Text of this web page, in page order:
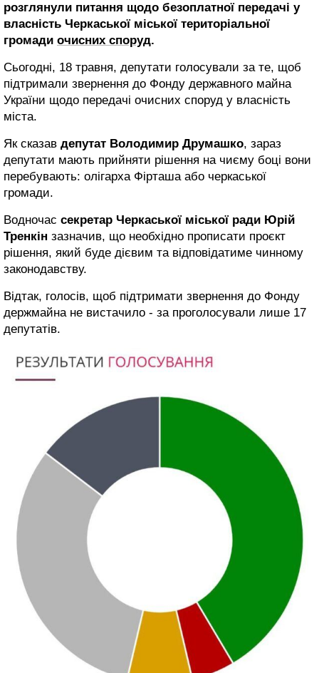
розглянули питання щодо безоплатної передачі у
власність Черкаської міської територіальної
громади очисних споруд.
Сьогодні, 18 травня, депутати голосували за те, щоб
підтримали звернення до Фонду державного майна
України щодо передачі очисних споруд у власність
міста.
Як сказав депутат Володимир Друмашко, зараз
депутати мають прийняти рішення на чиєму боці вони
перебувають: олігарха Фірташа або черкаської
громади.
Водночас секретар Черкаської міської ради Юрій
Тренкін зазначив, що необхідно прописати проєкт
рішення, який буде дієвим та відповідатиме чинному
законодавству.
Відтак, голосів, щоб підтримати звернення до Фонду
держмайна не вистачило - за проголосували лише 17
депутатів.